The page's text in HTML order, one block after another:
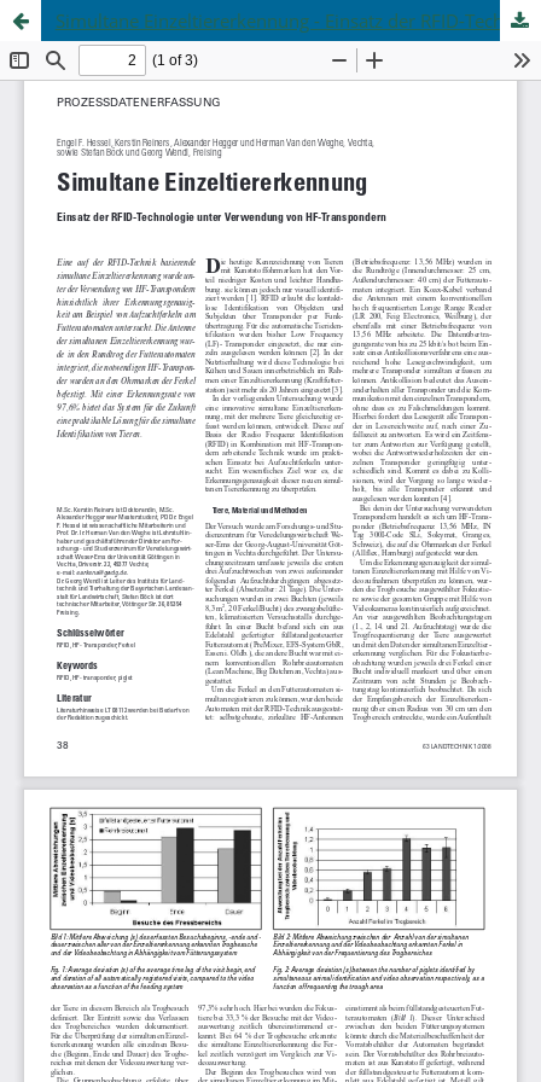
Simultane Einzeltiererkennung - Einsatz der RFID-Technologie unter Verwendung von HF-Transpondern